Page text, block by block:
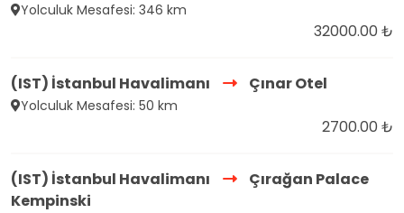
Yolculuk Mesafesi: 346 km
32000.00 ₺
(IST) İstanbul Havalimanı Çınar Otel
Yolculuk Mesafesi: 50 km
2700.00 ₺
(IST) İstanbul Havalimanı
Çırağan Palace
Kempinski